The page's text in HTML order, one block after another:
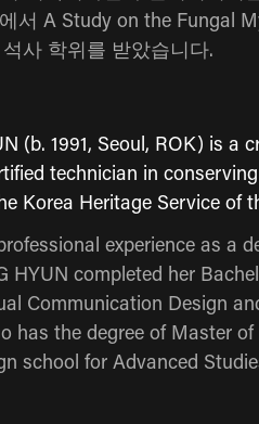
서 A Study on the Fungal
사 학위를 받았습니다.
(b. 1991, Seoul, ROK) is a
technician in
Korea Heritage Service of
experience as a
HYUN completed her
Communication Design
has the degree of Master
school for Advanced